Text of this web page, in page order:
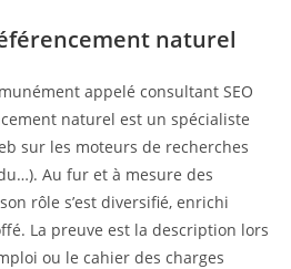
naturel
appelé consultant SEO
naturel est un spécialiste
sur les moteurs de recherches
Au fur et à mesure des
rôle s’est diversifié, enrichi
La preuve est la description lors
ou le cahier des charges